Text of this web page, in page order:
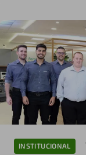
INSTITUCIONAL